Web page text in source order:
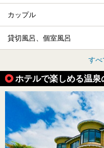
カップル
貸切風呂、個室風呂
すべ
ホテルで楽しめる温泉